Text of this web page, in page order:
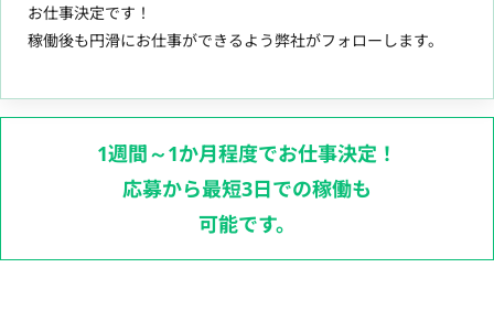
お仕事決定です！
稼働後も円滑にお仕事ができるよう弊社がフォローします。
1週間～1か月程度でお仕事決定！
応募から最短3日での稼働も
可能です。